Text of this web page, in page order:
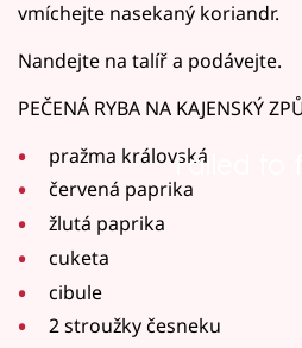
vmíchejte nasekaný koriandr.
Nandejte na talíř a podávejte.
PEČENÁ RYBA NA KAJENSKÝ
Failed to
pražma královská
červená paprika
žlutá paprika
cuketa
cibule
2 stroužky česneku